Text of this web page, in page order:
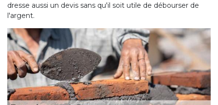
dresse aussi un devis sans qu'il soit utile de débourser de
l'argent.